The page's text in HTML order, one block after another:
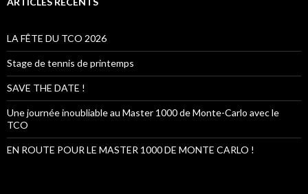
h
e
r
:
LA FÊTE DU TCO 2026
Stage de tennis de printemps
SAVE THE DATE !
Une journée inoubliable au Master 1000 de Monte-Carlo avec le
TCO
EN ROUTE POUR LE MASTER 1000 DE MONTE CARLO !